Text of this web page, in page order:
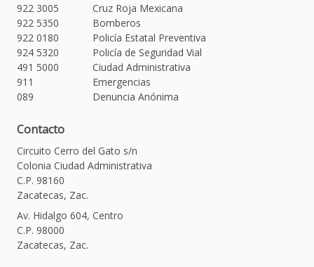
922 3005
Cruz Roja Mexicana
922 5350
Bomberos
922 0180
Policía Estatal Preventiva
924 5320
Policía de Seguridad Vial
491 5000
Ciudad Administrativa
911
Emergencias
089
Denuncia Anónima
Contacto
Circuito Cerro del Gato s/n
Colonia Ciudad Administrativa
C.P. 98160
Zacatecas, Zac.
Av. Hidalgo 604, Centro
C.P. 98000
Zacatecas, Zac.